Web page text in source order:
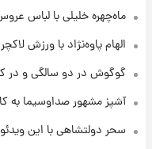
ماه‌چهره خلیلی با لباس
الهام پاوه‌نژاد با ورزش
گوگوش در دو سالگی و در
آشپز مشهور صداوسیما به
سحر دولتشاهی با این